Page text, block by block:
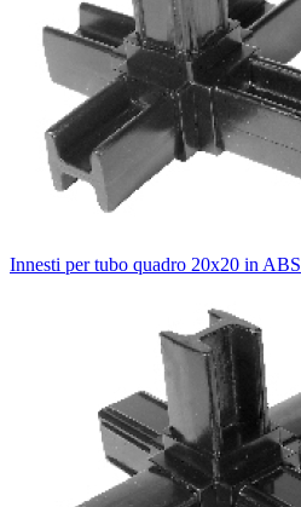
Innesti per tubo quadro 20x20 in ABS